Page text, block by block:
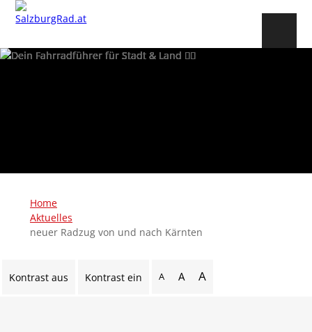
Home
Aktuelles
neuer Radzug von und nach Kärnten
Kontrast aus Kontrast ein A A A